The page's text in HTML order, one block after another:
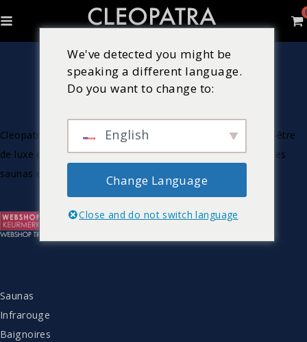
Cleopatra est un fabricant néerlandais de produits de bien-être
de luxe et de haute qualité, tels que des bains à remous, des
saunas et des cabines à vapeur.
Saunas
Infrarouge
Baignoires
We've detected you might be
speaking a different language.
Do you want to change to:
English
Change Language
Close and do not switch language